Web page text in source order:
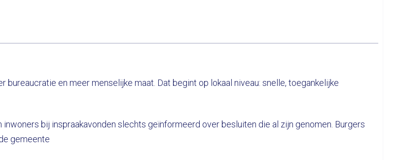
bureaucratie en meer menselijke maat. Dat begint op lokaal niveau: snelle, toegankelijke
bij inspraakavonden slechts geïnformeerd over besluiten die al zijn genomen. Burgers
gemeente